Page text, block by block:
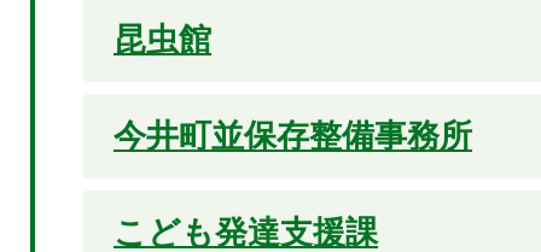
昆虫館
今井町並保存整備事務所
こども発達支援課